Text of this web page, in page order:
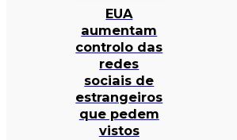
EUA
aumentam
controlo das
redes
sociais de
estrangeiros
que pedem
vistos